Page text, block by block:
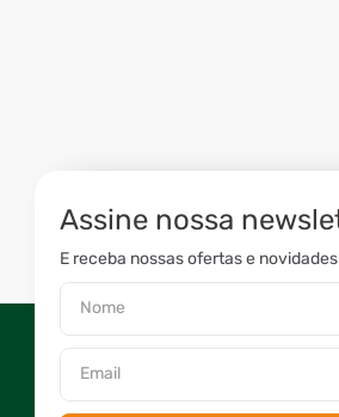
Assine nossa
E receba nossas ofertas e